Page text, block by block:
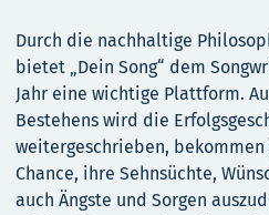
Durch die nachhaltige
bietet „Dein Song“ dem
Jahr eine wichtige Plattform.
Bestehens wird die
weitergeschrieben,
Chance, ihre Sehnsüchte,
auch Ängste und Sorgen